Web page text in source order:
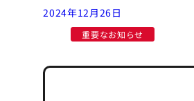
2024年12月26日
重要なお知らせ